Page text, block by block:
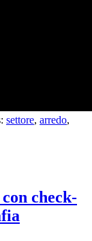
settore, arredo,
check-